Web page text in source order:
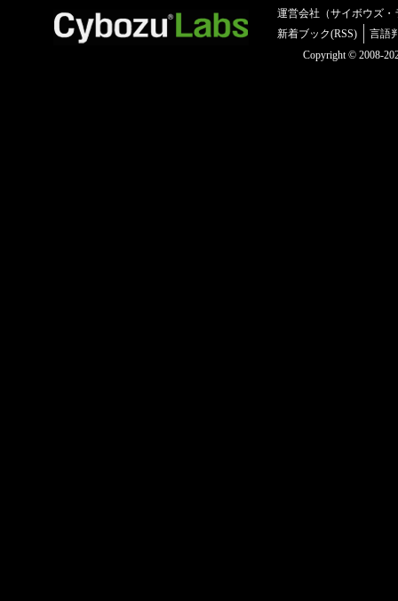
運営会社（サイボウズ・
新着ブック(RSS)
言語
Copyright © 2008-